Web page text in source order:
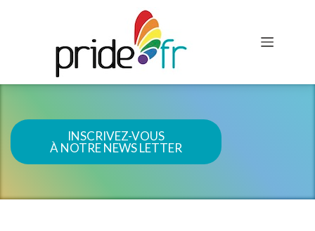
INSCRIVEZ-VOUS
À NOTRE NEWS LETTER